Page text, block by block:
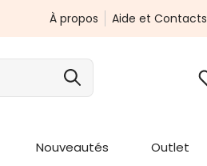
À propos Aide et Contacts
Nouveautés Outlet